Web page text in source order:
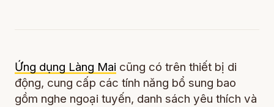
Ứng dụng Làng Mai cũng có trên thiết bị di
động, cung cấp các tính năng bổ sung bao
gồm nghe ngoại tuyến, danh sách yêu thích và